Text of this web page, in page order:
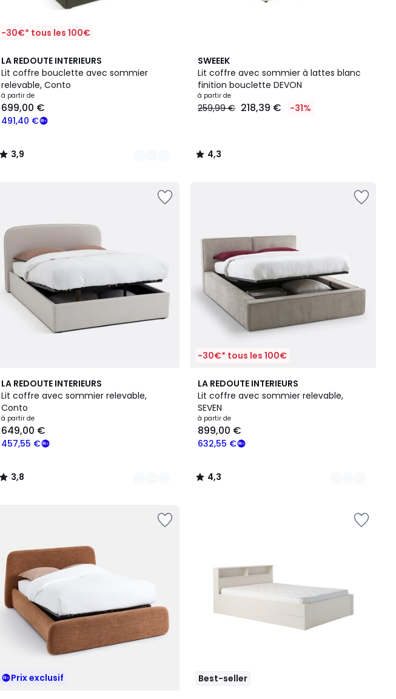
-30€* tous les 100€
LA REDOUTE INTERIEURS
Lit coffre bouclette avec sommier
relevable, Conto
à partir de
491,40 €
699,00 €
3,9
/ 5
2
Couleurs
3,9
/
SWEEEK
Lit coffre avec sommier à lattes blanc
finition bouclette DEVON
à partir de
259,99 € 218,39 € -31%
4,3
/ 5
4,3
/
LA REDOUTE INTERIEURS
Lit coffre avec sommier relevable,
Conto
à partir de
457,55 €
649,00 €
3,8
/ 5
2
Couleurs
3,8
/
-30€* tous les 100€
LA REDOUTE INTERIEURS
Lit coffre avec sommier relevable,
SEVEN
à partir de
632,55 €
899,00 €
4,3
/ 5
2
Couleurs
4,3
/
Prix exclusif Best-seller